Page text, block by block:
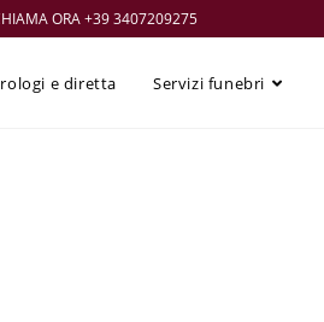
ORA +39 3407209275
e diretta Servizi funebri